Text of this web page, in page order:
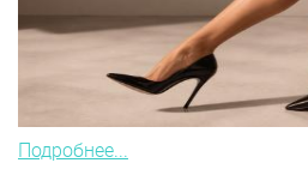
Подробнее...